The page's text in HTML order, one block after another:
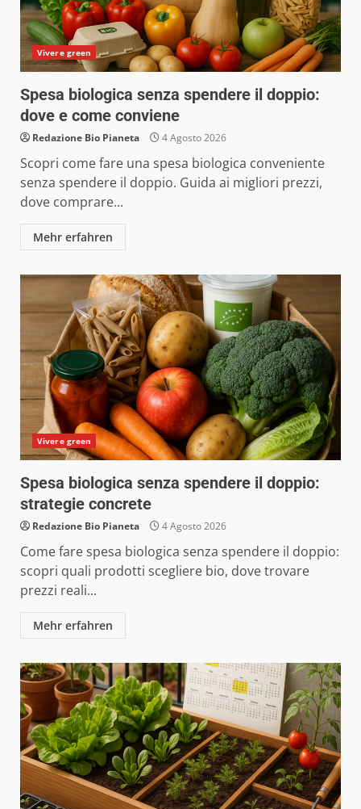
Vivere green
Spesa biologica senza spendere il doppio:
dove e come conviene
Redazione Bio Pianeta 4 Agosto 2026
Scopri come fare una spesa biologica conveniente
senza spendere il doppio. Guida ai migliori prezzi,
dove comprare...
Mehr erfahren
Vivere green
Spesa biologica senza spendere il doppio:
strategie concrete
Redazione Bio Pianeta 4 Agosto 2026
Come fare spesa biologica senza spendere il doppio:
scopri quali prodotti scegliere bio, dove trovare
prezzi reali...
Mehr erfahren